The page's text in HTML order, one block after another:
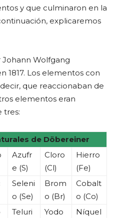
y que culminaron en la
explicaremos
Wolfgang
1817. Los elementos con
que reaccionaban de
elementos eran
tres:
de Döbereiner
Azufr
e (S)
Cloro
(Cl)
Hierro
(Fe)
Seleni
o (Se)
Brom
o (Br)
Cobalt
o (Co)
Teluri Yodo Níquel